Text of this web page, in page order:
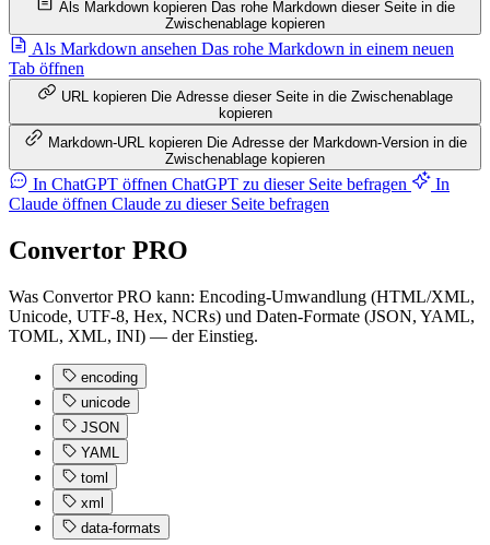
Als Markdown kopieren Das rohe Markdown dieser Seite in die
Zwischenablage kopieren
Als Markdown ansehen Das rohe Markdown in einem neuen
Tab öffnen
URL kopieren Die Adresse dieser Seite in die Zwischenablage
kopieren
Markdown-URL kopieren Die Adresse der Markdown-Version in die
Zwischenablage kopieren
In ChatGPT öffnen ChatGPT zu dieser Seite befragen
In
Claude öffnen Claude zu dieser Seite befragen
Convertor PRO
Was Convertor PRO kann: Encoding-Umwandlung (HTML/XML,
Unicode, UTF-8, Hex, NCRs) und Daten-Formate (JSON, YAML,
TOML, XML, INI) — der Einstieg.
encoding
unicode
JSON
YAML
toml
xml
data-formats